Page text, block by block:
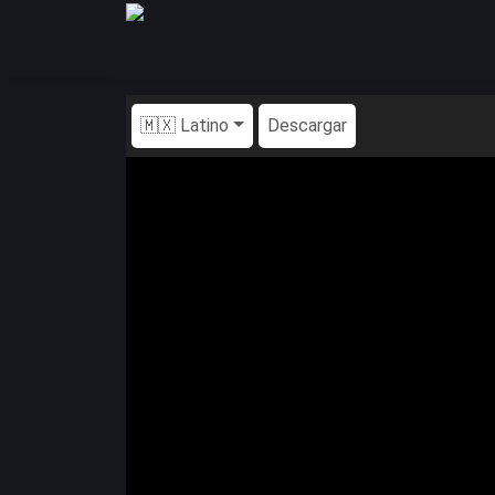
🇲🇽 Latino Descargar